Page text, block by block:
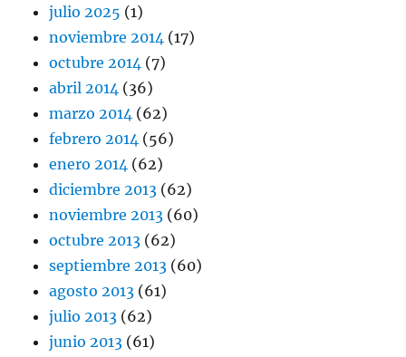
julio 2025 (1)
noviembre 2014 (17)
octubre 2014 (7)
abril 2014 (36)
marzo 2014 (62)
febrero 2014 (56)
enero 2014 (62)
diciembre 2013 (62)
noviembre 2013 (60)
octubre 2013 (62)
septiembre 2013 (60)
agosto 2013 (61)
julio 2013 (62)
junio 2013 (61)